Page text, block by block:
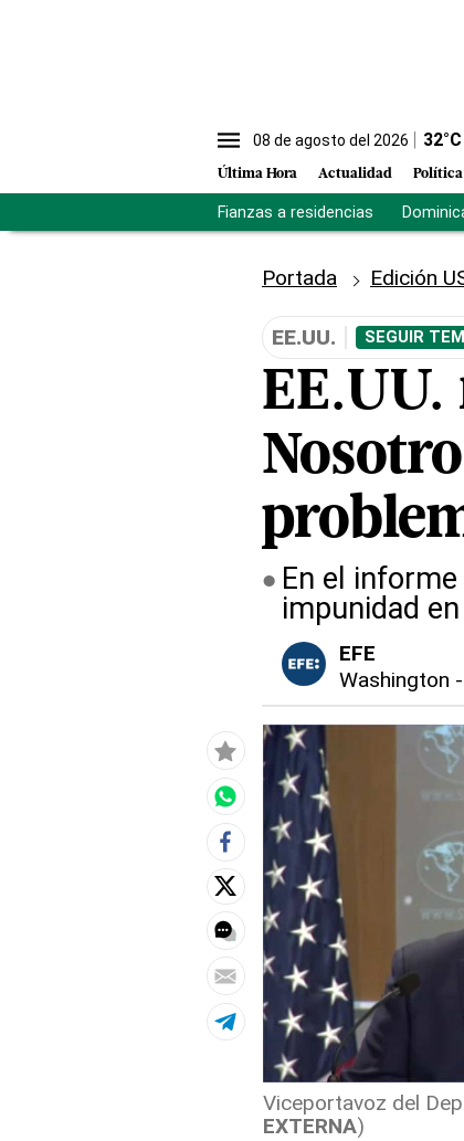
08 de agosto del 2026 32°C
Última Hora Actualidad Política
Fianzas a residencias
Portada Edición
EE.UU. SEGUIR
En el
impunidad
EFE
Washington -
Viceportavoz del
EXTERNA)